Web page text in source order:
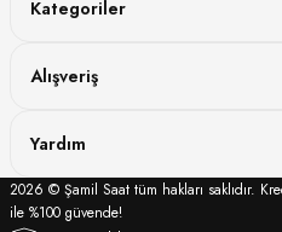
Kategoriler
Alışveriş
Yardım
2026 © Şamil Saat tüm hakları saklıdır.
ile %100 güvende!